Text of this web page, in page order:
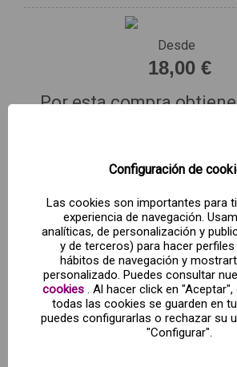
Desde
18,00 €
Por esta compra
¡COMPRA YA!
Déjate maravillar por sus obras
el Museo del Prado en Madrid
Bienvenido al museo de arte más
Posicionado entre titanes como el
Vaticanos y el Met, al visitar el Museo
Configuración de
Las cookies son importantes para
experiencia de navegación.
analíticas, de personalización y
y de terceros) para hacer
hábitos de navegación y
personalizado. Puedes consultar
cookies. Al hacer click en
todas las cookies se guarden en
puedes configurarlas o rechazar su
"Configurar".